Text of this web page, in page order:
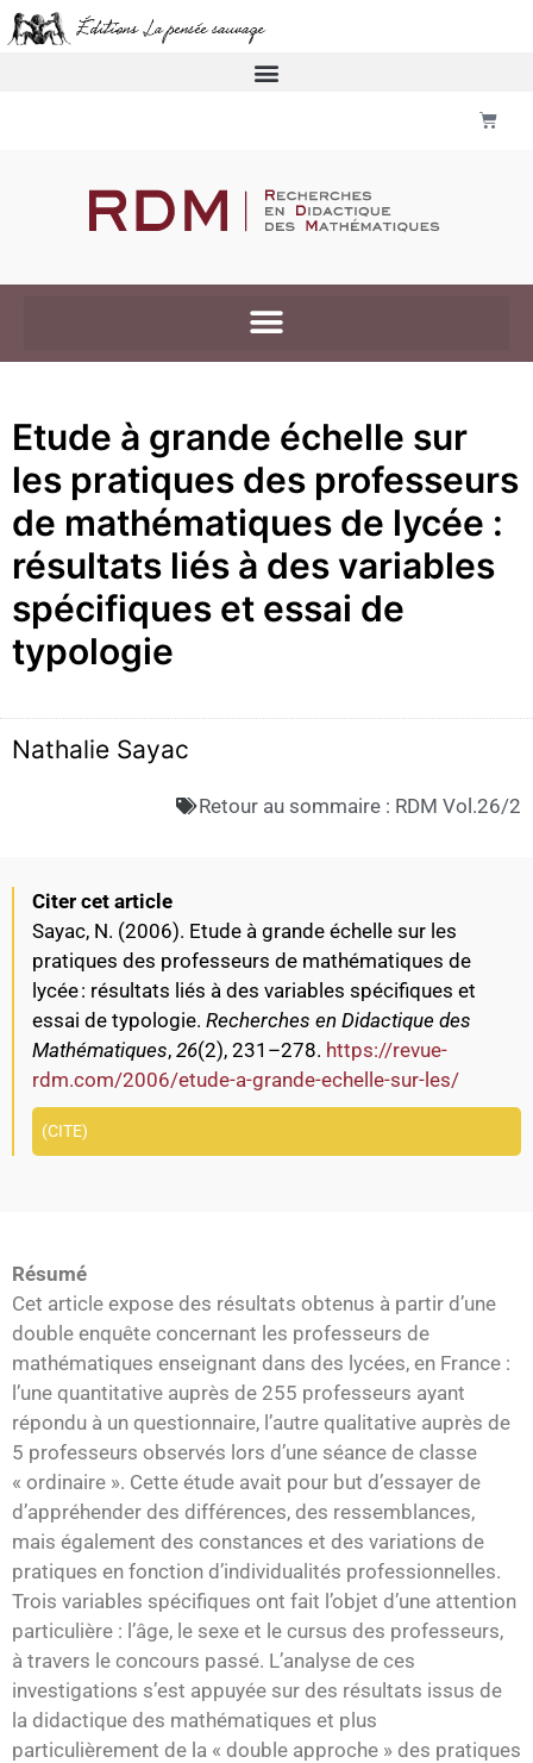
Etude à grande échelle sur
les pratiques des professeurs
de mathématiques de lycée :
résultats liés à des variables
spécifiques et essai de
typologie
Nathalie Sayac
Retour au sommaire : RDM Vol.26/2
Citer cet article
Sayac, N. (2006). Etude à grande échelle sur les
pratiques des professeurs de mathématiques de
lycée : résultats liés à des variables spécifiques et
essai de typologie. Recherches en Didactique des
Mathématiques, 26(2), 231–278. https://revue-
rdm.com/2006/etude-a-grande-echelle-sur-les/
CITE
Résumé
Cet article expose des résultats obtenus à partir d’une
double enquête concernant les professeurs de
mathématiques enseignant dans des lycées, en France :
l’une quantitative auprès de 255 professeurs ayant
répondu à un questionnaire, l’autre qualitative auprès de
5 professeurs observés lors d’une séance de classe
« ordinaire ». Cette étude avait pour but d’essayer de
d’appréhender des différences, des ressemblances,
mais également des constances et des variations de
pratiques en fonction d’individualités professionnelles.
Trois variables spécifiques ont fait l’objet d’une attention
particulière : l’âge, le sexe et le cursus des professeurs,
à travers le concours passé. L’analyse de ces
investigations s’est appuyée sur des résultats issus de
la didactique des mathématiques et plus
particulièrement de la « double approche » des pratiques